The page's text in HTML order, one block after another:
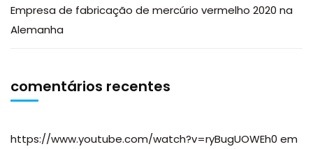
Empresa de fabricação de mercúrio vermelho 2020 na
Alemanha
comentários recentes
https://www.youtube.com/watch?v=ryBugUOWEh0 em